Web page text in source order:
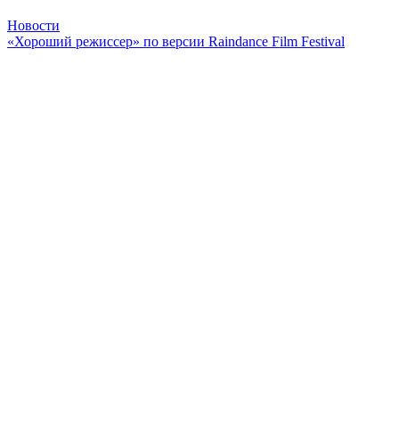
Новости
«Хороший режиссер» по версии Raindance Film Festival